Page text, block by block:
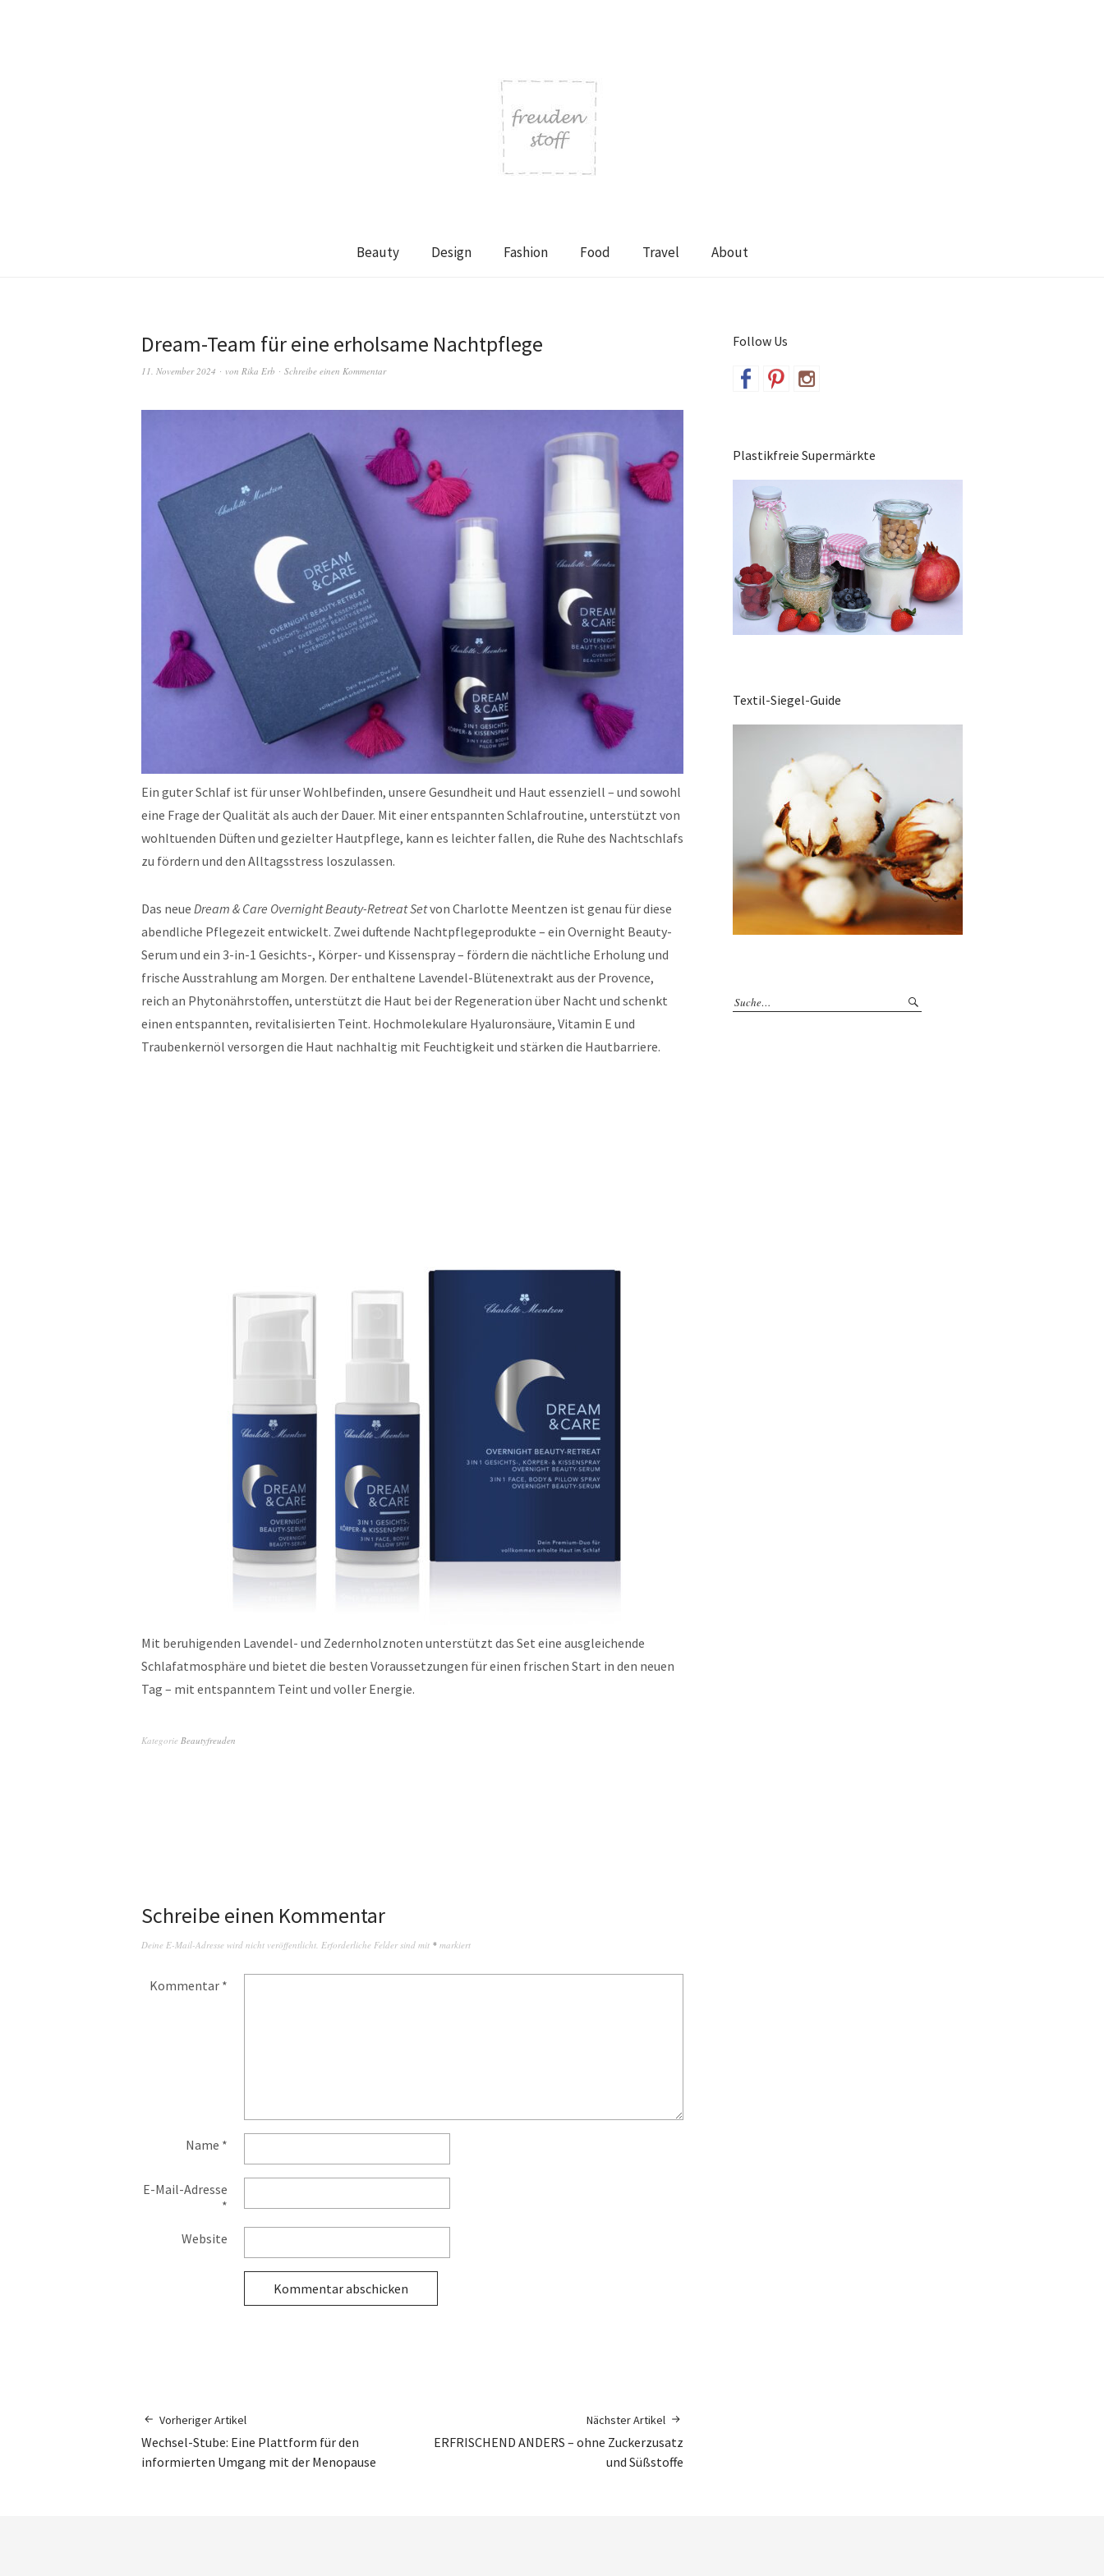
Beauty Design Fashion Food Travel About
Dream-Team für eine erholsame Nachtpflege
11. November 2024 von Rika Erb Schreibe einen Kommentar
Ein guter Schlaf ist für unser Wohlbefinden, unsere Gesundheit und Haut essenziell – und sowohl
eine Frage der Qualität als auch der Dauer. Mit einer entspannten Schlafroutine, unterstützt von
wohltuenden Düften und gezielter Hautpflege, kann es leichter fallen, die Ruhe des Nachtschlafs
zu fördern und den Alltagsstress loszulassen.
Das neue Dream & Care Overnight Beauty-Retreat Setvon Charlotte Meentzen ist genau für diese
abendliche Pflegezeit entwickelt. Zwei duftende Nachtpflegeprodukte – ein Overnight Beauty-
Serum und ein 3-in-1 Gesichts-, Körper- und Kissenspray – fördern die nächtliche Erholung und
frische Ausstrahlung am Morgen. Der enthaltene Lavendel-Blütenextrakt aus der Provence,
reich an Phytonährstoffen, unterstützt die Haut bei der Regeneration über Nacht und schenkt
einen entspannten, revitalisierten Teint. Hochmolekulare Hyaluronsäure, Vitamin E und
Traubenkernöl versorgen die Haut nachhaltig mit Feuchtigkeit und stärken die Hautbarriere.
Mit beruhigenden Lavendel- und Zedernholznoten unterstützt das Set eine ausgleichende
Schlafatmosphäre und bietet die besten Voraussetzungen für einen frischen Start in den neuen
Tag – mit entspanntem Teint und voller Energie.
Kategorie Beautyfreuden
Schreibe einen Kommentar
Deine E-Mail-Adresse wird nicht veröffentlicht. Erforderliche Felder sind mit * markiert
Kommentar *
Name *
E-Mail-Adresse
*
Website
Vorheriger Artikel
Wechsel-Stube: Eine Plattform für den
informierten Umgang mit der Menopause
Nächster Artikel
ERFRISCHEND ANDERS – ohne Zuckerzusatz
und Süßstoffe
Follow Us
Plastikfreie Supermärkte
Textil-Siegel-Guide